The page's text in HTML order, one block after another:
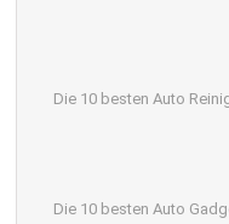
Die 10 besten Auto
Die 10 besten Auto